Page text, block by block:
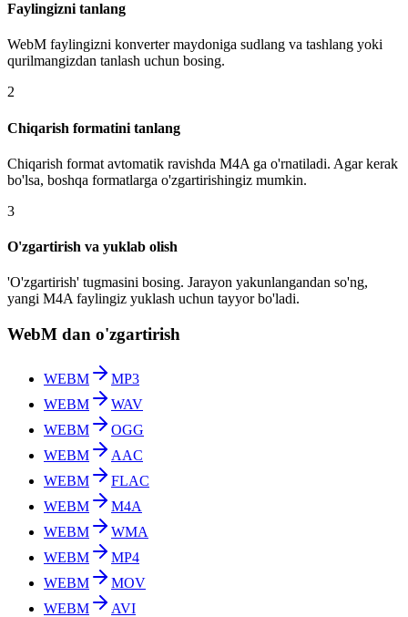
Faylingizni tanlang
WebM faylingizni konverter maydoniga sudlang va tashlang yoki
qurilmangizdan tanlash uchun bosing.
2
Chiqarish formatini tanlang
Chiqarish format avtomatik ravishda M4A ga o'rnatiladi. Agar kerak
bo'lsa, boshqa formatlarga o'zgartirishingiz mumkin.
3
O'zgartirish va yuklab olish
'O'zgartirish' tugmasini bosing. Jarayon yakunlangandan so'ng,
yangi M4A faylingiz yuklash uchun tayyor bo'ladi.
WebM dan o'zgartirish
WEBM
MP3
WEBM
WAV
WEBM
OGG
WEBM
AAC
WEBM
FLAC
WEBM
M4A
WEBM
WMA
WEBM
MP4
WEBM
MOV
WEBM
AVI